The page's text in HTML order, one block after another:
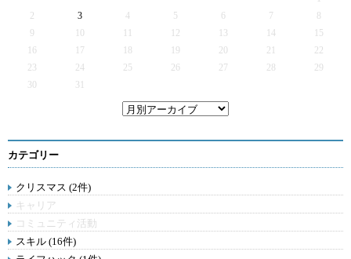
2
3 4 5 6 7
9
12 13 14
15
16
17 19 20 21
22
23
24 25 26 27 28
29
30
31
カテゴリー
クリスマス (2件)
キャリア
コミュニティ活動
スキル (16件)